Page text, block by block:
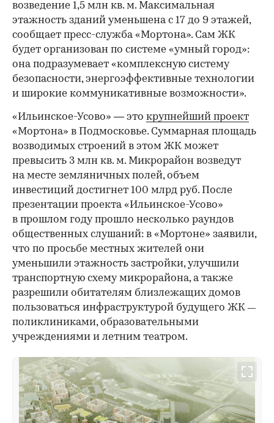
возведение 1,5 млн кв. м. Максимальная
этажность зданий уменьшена с 17 до 9 этажей,
сообщает пресс-служба «Мортона». Сам ЖК
будет организован по системе «умный город»:
она подразумевает «комплексную систему
безопасности, энергоэффективные технологии
и широкие коммуникативные возможности».
«Ильинское-Усово» — это крупнейший проект
«Мортона» в Подмосковье. Суммарная площадь
возводимых строений в этом ЖК может
превысить 3 млн кв. м. Микрорайон возведут
на месте земляничных полей, объем
инвестиций достигнет 100 млрд руб. После
презентации проекта «Ильинское-Усово»
в прошлом году прошло несколько раундов
общественных слушаний: в «Мортоне» заявили,
что по просьбе местных жителей они
уменьшили этажность застройки, улучшили
транспортную схему микрорайона, а также
разрешили обитателям близлежащих домов
пользоваться инфраструктурой будущего ЖК —
поликлиниками, образовательными
учреждениями и летним театром.